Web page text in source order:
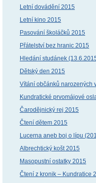
Letní dovádění 2015
Letní kino 2015
Pasování školáčků 2015
Přátelství bez hranic 2015
Hledání studánek
Dětský den 2015
Vítání občánků narozených
Kundratické prvomájové
Čarodějnický rej 2015
Čtení dětem 2015
Lucerna aneb boj o lípu
Albrechtický košt 2015
Masopustní ostatky 2015
Čtení z kronik – Kundratice